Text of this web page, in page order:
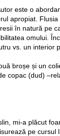
este o
apropiat.
în natură pe
omului.
vs. un interior
broșe și un
copac (dud)
mi-a plăcut
pe cursul